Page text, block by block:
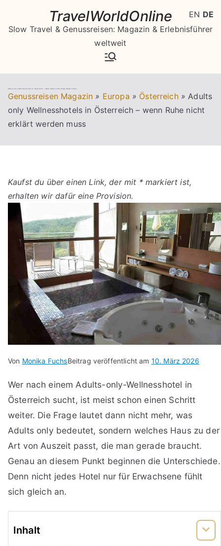
springen
TravelWorldOnline
Slow Travel & Genussreisen: Magazin & Erlebnisführer
weltweit
Adults only Wellnesshotels in Österreich – wenn Ruhe nicht erklärt werden muss
Genussreisen Magazin » Europa » Österreich » Adults
only Wellnesshotels in Österreich – wenn Ruhe nicht
erklärt werden muss
Kaufst du über einen Link, der mit * markiert ist,
erhalten wir dafür eine Provision.
Von Monika FuchsBeitrag veröffentlicht am 10. März 2026
Wer nach einem Adults-only-Wellnesshotel in
Österreich sucht, ist meist schon einen Schritt
weiter. Die Frage lautet dann nicht mehr, was
Adults only bedeutet, sondern welches Haus zu der
Art von Auszeit passt, die man gerade braucht.
Genau an diesem Punkt beginnen die Unterschiede.
Denn nicht jedes Hotel nur für Erwachsene fühlt
sich gleich an.
Inhalt
EN DE